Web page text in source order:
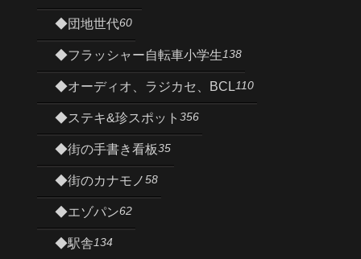
◆団地世代60
◆フラッシャー自転車小学生138
◆オーディオ、ラジカセ、BCL110
◆ステキ&珍スポット 356
◆街の手書き看板35
◆街のカナモノ58
◆エゾパン62
◆駅舎134